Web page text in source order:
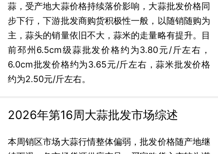
蒜，受产地大蒜价格持续落价影响，大蒜批发价格同
步下行，下游批发商购货积极性一般，以随销随购为
主，蒜头的销量依旧不大，蒜米的走量略有提升。目
前邳州6.5cm级蒜批发价格约为3.80元/斤左右，
6.0cm批发价格约为3.65元/斤左右，蒜米批发价格
约为2.50元/斤左右。
2026年第16周大蒜批发市场综述
本周销区市场大蒜行情整体偏弱，批发价格随产地继